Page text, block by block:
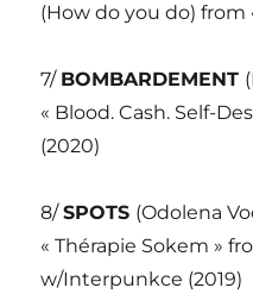
(How do you do) from
7/ BOMBARDEMENT
« Blood. Cash. Self-
(2020)
8/SPOTS (Odolena
« Thérapie Sokem »
w/Interpunkce (2019)